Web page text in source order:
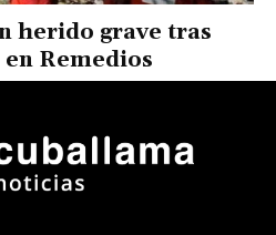
herido grave tras
Remedios